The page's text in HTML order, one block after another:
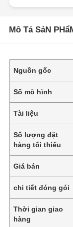
Mô Tả SảN
Nguồn gốc
Số mô hình
Tài liệu
Số lượng đặt
hàng tối thiểu
Giá bán
chi tiết đóng gói
Thời gian giao
hàng